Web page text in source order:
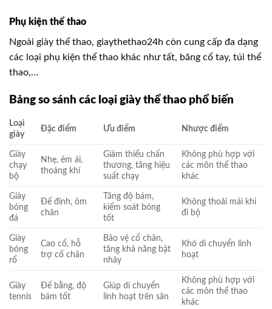
Phụ kiện thể thao
Ngoài giày thể thao, giaythethao24h còn cung cấp đa dạng
các loại phụ kiện thể thao khác như tất, băng cổ tay, túi thể
thao,…
Bảng so sánh các loại giày thể thao phổ biến
Loại
giày
Đặc điểm Ưu điểm Nhược điểm
Giày
chạy
bộ
Nhẹ, êm ái,
thoáng khí
Giảm thiểu chấn
thương, tăng hiệu
suất chạy
Không phù hợp với
các môn thể thao
khác
Giày
bóng
đá
Đế đinh, ôm
chân
Tăng độ bám,
kiểm soát bóng
tốt
Không thoải mái khi
đi bộ
Giày
bóng
rổ
Cao cổ, hỗ
trợ cổ chân
Bảo vệ cổ chân,
tăng khả năng bật
nhảy
Khó di chuyển linh
hoạt
Giày
tennis
Đế bằng, độ
bám tốt
Giúp di chuyển
linh hoạt trên sân
Không phù hợp với
các môn thể thao
khác